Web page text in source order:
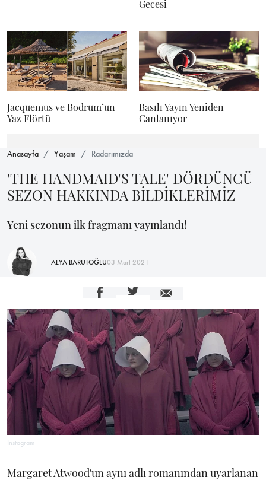
Gecesi
Jacquemus ve Bodrum’un
Yaz Flörtü
Basılı Yayın Yeniden
Canlanıyor
Anasayfa Yaşam Radarımızda
'THE HANDMAID'S TALE' DÖRDÜNCÜ
SEZON HAKKINDA BİLDİKLERİMİZ
Yeni sezonun ilk fragmanı yayınlandı!
ALYA BARUTOĞLU03 Mart 2021
Instagram
Margaret Atwood'un aynı adlı romanından uyarlanan